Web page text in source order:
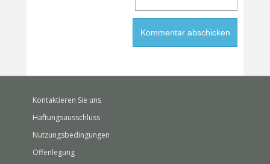
Kontaktieren Sie uns
Haftungsausschluss
Nutzungsbedingungen
Offenlegung